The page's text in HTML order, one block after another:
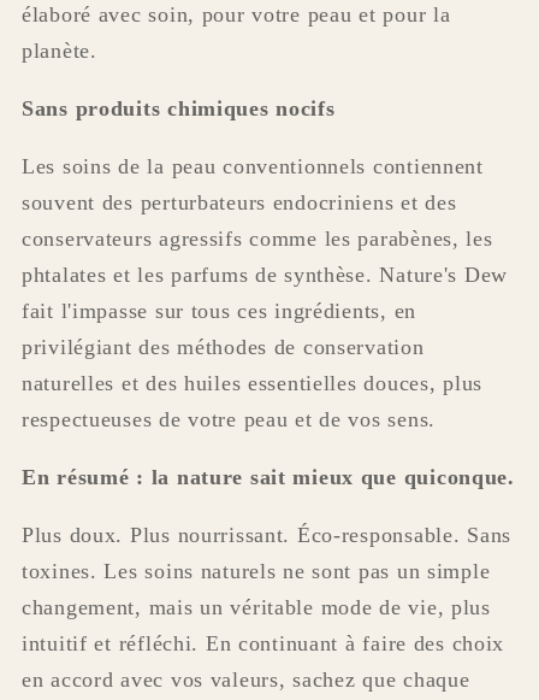
élaboré avec soin, pour votre peau et pour la
planète.
Sans produits chimiques nocifs
Les soins de la peau conventionnels contiennent
souvent des perturbateurs endocriniens et des
conservateurs agressifs comme les parabènes, les
phtalates et les parfums de synthèse. Nature's Dew
fait l'impasse sur tous ces ingrédients, en
privilégiant des méthodes de conservation
naturelles et des huiles essentielles douces, plus
respectueuses de votre peau et de vos sens.
En résumé : la nature sait mieux que quiconque.
Plus doux. Plus nourrissant. Éco-responsable. Sans
toxines. Les soins naturels ne sont pas un simple
changement, mais un véritable mode de vie, plus
intuitif et réfléchi. En continuant à faire des choix
en accord avec vos valeurs, sachez que chaque